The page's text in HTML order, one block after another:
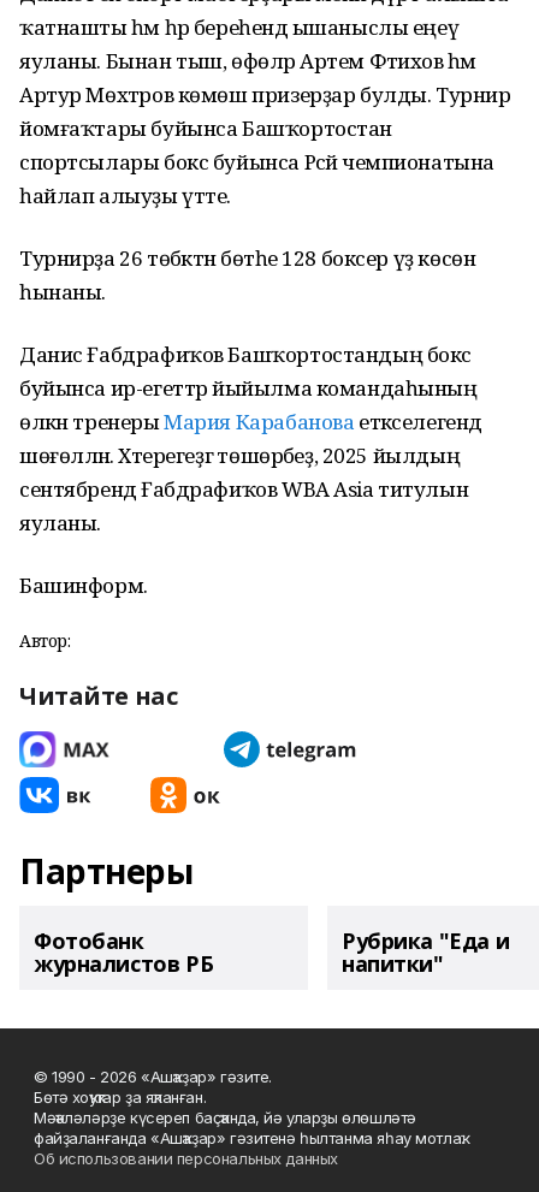
ҡатнашты һәм һәр береһендә ышаныслы еңеү
яуланы. Бынан тыш, өфөләр Артем Фәтихов һәм
Артур Мөхтәров көмөш призерҙар булды. Турнир
йомғаҡтары буйынса Башҡортостан
спортсылары бокс буйынса Рәсәй чемпионатына
һайлап алыуҙы үтте.
Турнирҙа 26 төбәктән бөтәһе 128 боксер үҙ көсөн
һынаны.
Данис Ғабдрафиҡов Башҡортостандың бокс
буйынса ир-егеттәр йыйылма командаһының
өлкән тренерыМария Карабанова етәкселегендә
шөғөлләнә. Хәтерегеҙгә төшөрәбеҙ, 2025 йылдың
сентябрендә Ғабдрафиҡов WBA Asia титулын
яуланы.
Башинформ.
Автор:
Читайте нас
Партнеры
Фотобанк
журналистов РБ
Рубрика "Еда и
напитки"
© 1990 - 2026 «Ашҡаҙар» гәзите.
Бөтә хоҡуҡтар ҙа яҡланған.
Мәҡәләләрҙе күсереп баҫҡанда, йә уларҙы өлөшләтә
файҙаланғанда «Ашҡаҙар» гәзитенә һылтанма яһау мотлаҡ.
Об использовании персональных данных